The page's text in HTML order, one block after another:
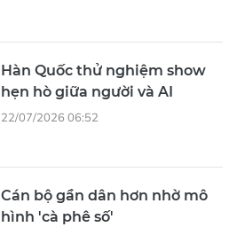
Hàn Quốc thử nghiệm show
hẹn hò giữa người và AI
22/07/2026 06:52
Cán bộ gần dân hơn nhờ mô
hình 'cà phê số'